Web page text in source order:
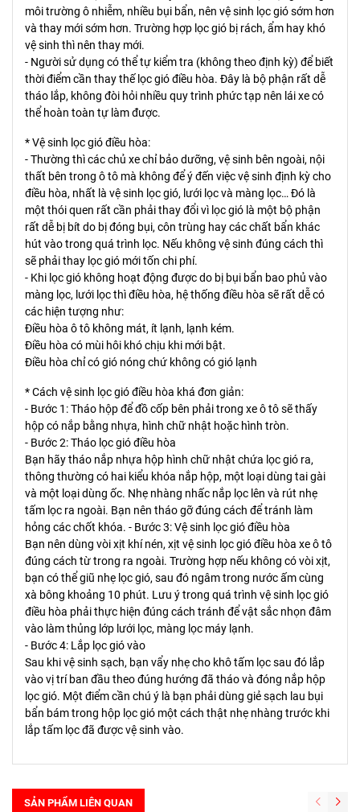
môi trường ô nhiễm, nhiều bụi bẩn, nên vệ sinh lọc gió sớm hơn
và thay mới sớm hơn. Trường hợp lọc gió bị rách, ẩm hay khó
vệ sinh thì nên thay mới.
- Người sử dụng có thể tự kiểm tra (không theo định kỳ) để biết
thời điểm cần thay thế lọc gió điều hòa. Đây là bộ phận rất dễ
tháo lắp, không đòi hỏi nhiều quy trình phức tạp nên lái xe có
thể hoàn toàn tự làm được.
* Vệ sinh lọc gió điều hòa:
- Thường thì các chủ xe chỉ bảo dưỡng, vệ sinh bên ngoài, nội
thất bên trong ô tô mà không để ý đến việc vệ sinh định kỳ cho
điều hòa, nhất là vệ sinh lọc gió, lưới lọc và màng lọc… Đó là
một thói quen rất cần phải thay đổi vì lọc gió là một bộ phận
rất dễ bị bít do bị đóng bụi, côn trùng hay các chất bẩn khác
hút vào trong quá trình lọc. Nếu không vệ sinh đúng cách thì
sẽ phải thay lọc gió mới tốn chi phí.
- Khi lọc gió không hoạt động được do bị bụi bẩn bao phủ vào
màng lọc, lưới lọc thì điều hòa, hệ thống điều hòa sẽ rất dễ có
các hiện tượng như:
Điều hòa ô tô không mát, ít lạnh, lạnh kém.
Điều hòa có mùi hôi khó chịu khi mới bật.
Điều hòa chỉ có gió nóng chứ không có gió lạnh
* Cách vệ sinh lọc gió điều hòa khá đơn giản:
- Bước 1: Tháo hộp để đồ cốp bên phải trong xe ô tô sẽ thấy
hộp có nắp bằng nhựa, hình chữ nhật hoặc hình tròn.
- Bước 2: Tháo lọc gió điều hòa
Bạn hãy tháo nắp nhựa hộp hình chữ nhật chứa lọc gió ra,
thông thường có hai kiểu khóa nắp hộp, một loại dùng tai gài
và một loại dùng ốc. Nhẹ nhàng nhấc nắp lọc lên và rút nhẹ
tấm lọc ra ngoài. Bạn nên tháo gỡ đúng cách để tránh làm
hỏng các chốt khóa. - Bước 3: Vệ sinh lọc gió điều hòa
​Bạn nên dùng vòi xịt khí nén, xịt vệ sinh lọc gió điều hòa xe ô tô
đúng cách từ trong ra ngoài. Trường hợp nếu không có vòi xịt,
bạn có thể giũ nhẹ lọc gió, sau đó ngâm trong nước ấm cùng
xà bông khoảng 10 phút. Lưu ý trong quá trình vệ sinh lọc gió
điều hòa phải thực hiện đúng cách tránh để vật sắc nhọn đâm
vào làm thủng lớp lưới lọc, màng lọc máy lạnh.
- Bước 4: Lắp lọc gió vào
Sau khi vệ sinh sạch, bạn vẩy nhẹ cho khô tấm lọc sau đó lắp
vào vị trí ban đầu theo đúng hướng đã tháo và đóng nắp hộp
lọc gió. Một điểm cần chú ý là bạn phải dùng giẻ sạch lau bụi
bẩn bám trong hộp lọc gió một cách thật nhẹ nhàng trước khi
lắp tấm lọc đã được vệ sinh vào.
SẢN PHẨM LIÊN QUAN